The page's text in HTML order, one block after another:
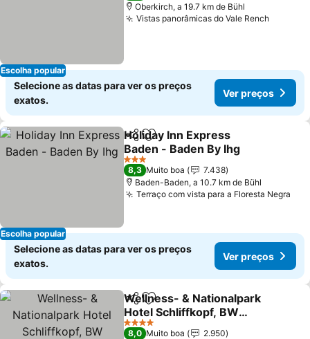
Escolha popular
Oberkirch, a 19.7 km de Bühl
Vistas panorâmicas do Vale Rench
Selecione as datas para ver os preços
exatos.
Ver preços
Escolha popular
PartilharAdicionar aos favoritos
Holiday Inn Express
Baden - Baden By Ihg
3 Estrelas
8,3 Muito boa
7.438
Baden-Baden, a 10.7 km de Bühl
Terraço com vista para a Floresta Negra
Selecione as datas para ver os preços
exatos.
Ver preços
PartilharAdicionar aos favoritos
Wellness- & Nationalpark
Hotel Schliffkopf, BW
Signature Collection
4 Estrelas
8,0 Muito boa
2.950